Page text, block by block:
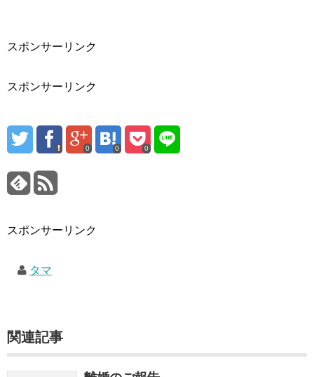
スポンサーリンク
スポンサーリンク
0 0 0
スポンサーリンク
タマ
関連記事